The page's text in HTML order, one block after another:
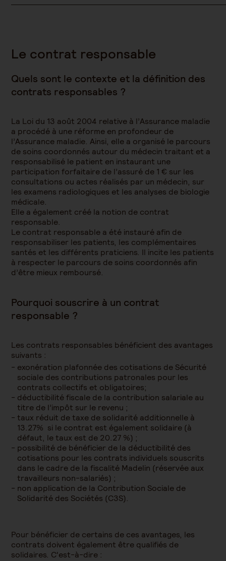
Le contrat responsable
Quels sont le contexte et la définition des
contrats responsables ?
La Loi du 13 août 2004 relative à l’Assurance maladie
a procédé à une réforme en profondeur de
l’Assurance maladie. Ainsi, elle a organisé le parcours
de soins coordonnés autour du médecin traitant et a
responsabilisé le patient en instaurant une
participation forfaitaire de l’assuré de 1 € sur les
consultations ou actes réalisés par un médecin, sur
les examens radiologiques et les analyses de biologie
médicale.
Elle a également créé la notion de contrat
responsable.
Le contrat responsable a été instauré afin de
responsabiliser les patients, les complémentaires
santés et les différents praticiens. Il incite les patients
à respecter le parcours de soins coordonnés afin
d’être mieux remboursé.
Pourquoi souscrire à un contrat
responsable ?
Les contrats responsables bénéficient des avantages
suivants :
exonération plafonnée des cotisations de Sécurité
sociale des contributions patronales pour les
contrats collectifs et obligatoires;
déductibilité fiscale de la contribution salariale au
titre de l’impôt sur le revenu ;
taux réduit de taxe de solidarité additionnelle à
13.27% si le contrat est également solidaire (à
défaut, le taux est de 20.27 %) ;
possibilité de bénéficier de la déductibilité des
cotisations pour les contrats individuels souscrits
dans le cadre de la fiscalité Madelin (réservée aux
travailleurs non-salariés) ;
non application de la Contribution Sociale de
Solidarité des Sociétés (C3S).
Pour bénéficier de certains de ces avantages, les
contrats doivent également être qualifiés de
solidaires. C'est-à-dire :